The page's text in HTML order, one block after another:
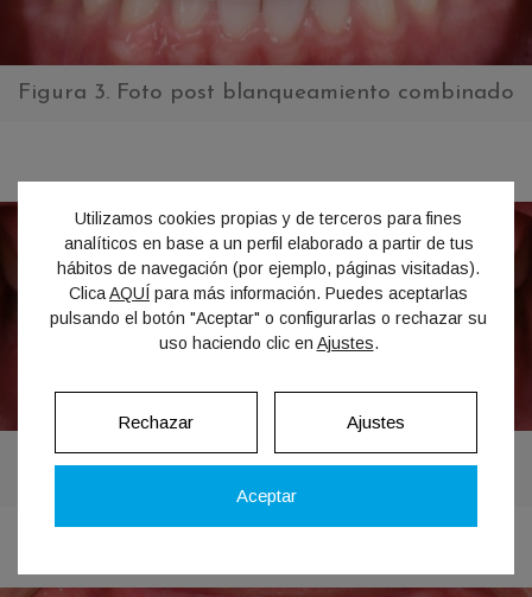
Figura 3. Foto post blanqueamiento combinado
Figura 4. Foto inmediatamente después del
Utilizamos cookies propias y de terceros para fines
analíticos en base a un perfil elaborado a partir de tus
hábitos de navegación (por ejemplo, páginas visitadas).
ClicaAQUÍ para más información. Puedes aceptarlas
pulsando el botón "Aceptar" o configurarlas o rechazar su
uso haciendo clic en Ajustes.
Aceptar
Rechazar Ajustes